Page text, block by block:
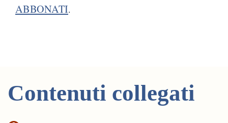
ABBONATI.
Contenuti collegati